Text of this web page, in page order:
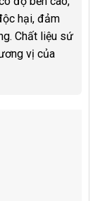
hại, đảm
Chất liệu sứ
vị của